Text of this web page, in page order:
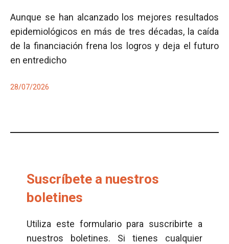
Aunque se han alcanzado los mejores resultados
epidemiológicos en más de tres décadas, la caída
de la financiación frena los logros y deja el futuro
en entredicho
28/07/2026
Suscríbete a nuestros
boletines
Utiliza este formulario para suscribirte a
nuestros boletines. Si tienes cualquier